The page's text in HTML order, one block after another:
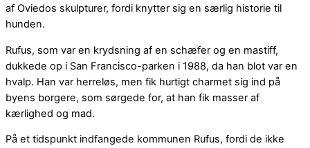
af Oviedos skulpturer, fordi knytter sig en særlig historie til
hunden.
Rufus, som var en krydsning af en schæfer og en mastiff,
dukkede op i San Francisco-parken i 1988, da han blot var en
hvalp. Han var herreløs, men fik hurtigt charmet sig ind på
byens borgere, som sørgede for, at han fik masser af
kærlighed og mad.
På et tidspunkt indfangede kommunen Rufus, fordi de ikke